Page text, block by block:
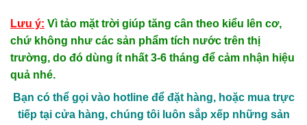
Lưu ý: Vì tảo mặt trời giúp tăng cân theo kiểu lên cơ,
chứ không như các sản phẩm tích nước trên thị
trường, do đó dùng ít nhất 3-6 tháng để cảm nhận hiệu
quả nhé.
Bạn có thể gọi vào hotline để đặt hàng, hoặc mua trực
tiếp tại cửa hàng, chúng tôi luôn sắp xếp những sản